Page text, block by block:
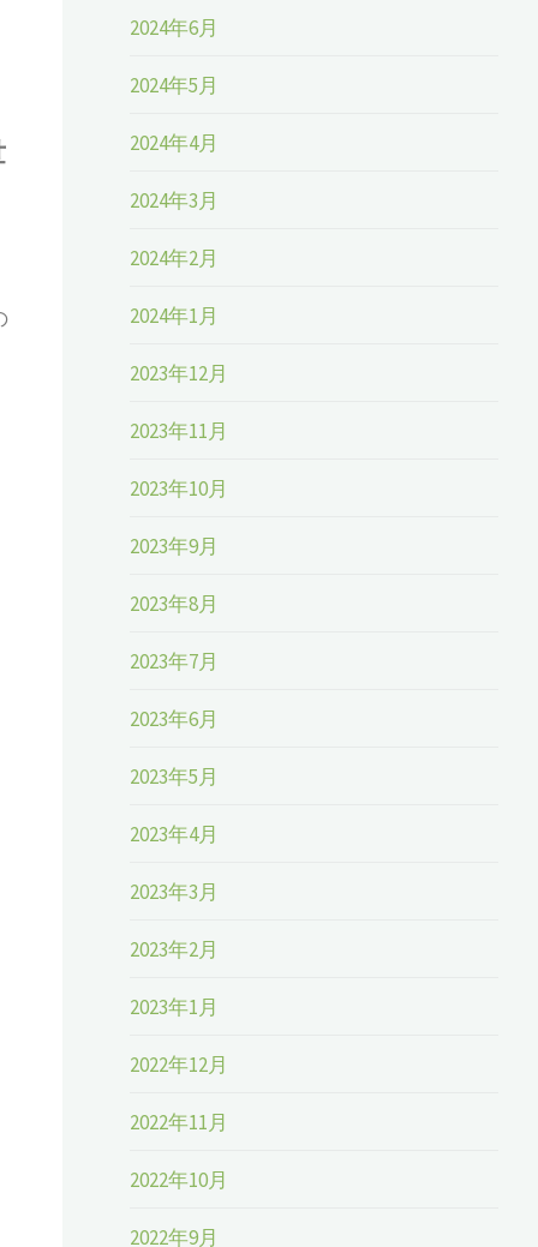
2024年6月
2024年5月
2024年4月
2024年3月
2024年2月
2024年1月
2023年12月
2023年11月
2023年10月
2023年9月
2023年8月
2023年7月
2023年6月
2023年5月
2023年4月
2023年3月
2023年2月
2023年1月
2022年12月
2022年11月
2022年10月
2022年9月